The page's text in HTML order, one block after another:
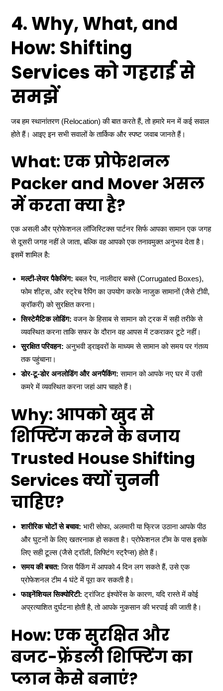
4. Why, What, and
How: Shifting
Services को गहराई से
समझें
जब हम स्थानांतरण (Relocation) की बात करते हैं, तो हमारे मन में कई सवाल
होते हैं। आइए इन सभी सवालों के तार्किक और स्पष्ट जवाब जानते हैं।
What: एक प्रोफेशनल
Packer and Mover असल
में करता क्या है?
एक असली और प्रोफेशनल लॉजिस्टिक्स पार्टनर सिर्फ आपका सामान एक जगह
से दूसरी जगह नहीं ले जाता, बल्कि वह आपको एक तनावमुक्त अनुभव देता है।
इसमें शामिल है:
मल्टी-लेयर पैकेजिंग: बबल रैप, नालीदार बक्से (Corrugated Boxes),
फोम शीट्स, और स्ट्रेच रैपिंग का उपयोग करके नाजुक सामानों (जैसे टीवी,
क्रॉकरी) को सुरक्षित करना।
सिस्टेमैटिक लोडिंग: वजन के हिसाब से सामान को ट्रक में सही तरीके से
व्यवस्थित करना ताकि सफर के दौरान वह आपस में टकराकर टूटे नहीं।
सुरक्षित परिवहन: अनुभवी ड्राइवरों के माध्यम से सामान को समय पर गंतव्य
तक पहुंचाना।
डोर-टू-डोर अनलोडिंग और अनपैकिंग: सामान को आपके नए घर में उसी
कमरे में व्यवस्थित करना जहां आप चाहते हैं।
Why: आपको खुद से
शिफ्टिंग करने के बजाय
Trusted House Shifting
Services क्यों चुननी
चाहिए?
शारीरिक चोटों से बचाव: भारी सोफा, अलमारी या फ्रिज उठाना आपके पीठ
और घुटनों के लिए खतरनाक हो सकता है। प्रोफेशनल टीम के पास इसके
लिए सही टूल्स (जैसे ट्रॉली, लिफ्टिंग स्ट्रैप्स) होते हैं।
समय की बचत: जिस पैकिंग में आपको 4 दिन लग सकते हैं, उसे एक
प्रोफेशनल टीम 4 घंटे में पूरा कर सकती है।
फाइनेंशियल सिक्योरिटी: ट्रांजिट इंश्योरेंस के कारण, यदि रास्ते में कोई
अप्रत्याशित दुर्घटना होती है, तो आपके नुकसान की भरपाई की जाती है।
How: एक सुरक्षित और
बजट-फ्रेंडली शिफ्टिंग का
प्लान कैसे बनाएं?